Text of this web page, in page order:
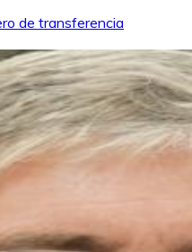
de transferencia